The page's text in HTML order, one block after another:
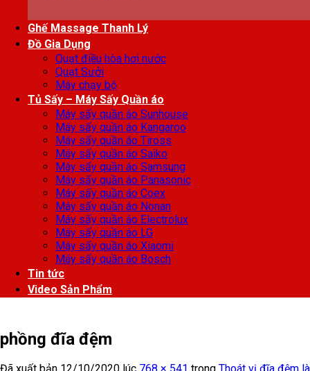
Ghế Massage Thanh Lý
Đồ Gia Dụng
Quạt điều hòa hơi nước
Quạt Sưởi
Máy chạy bộ
Tủ Sấy – Máy Sấy Quần áo
Máy sấy quần áo Sunhouse
Máy sấy quần áo Kangaroo
Máy sấy quần áo Tiross
Máy sấy quần áo Saiko
Máy sấy quần áo Samsung
Máy sấy quần áo Panasonic
Máy sấy quần áo Coex
Máy sấy quần áo Nonan
Máy sấy quần áo Electrolux
Máy sấy quần áo LG
Máy sấy quần áo Xiaomi
Máy sấy quần áo Bosch
Tin tức
Video Sản Phẩm
phồng đĩa đệm